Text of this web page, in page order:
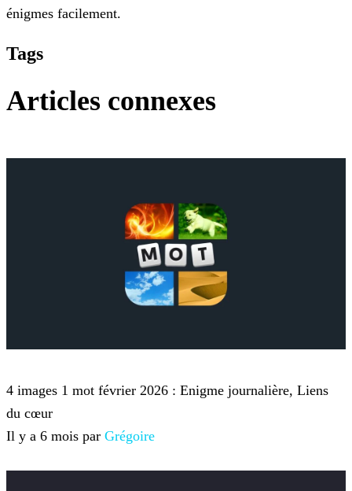
énigmes facilement.
Tags
Articles connexes
4 images 1 mot février 2026 : Enigme journalière, Liens
du cœur
Il y a 6 mois par Grégoire